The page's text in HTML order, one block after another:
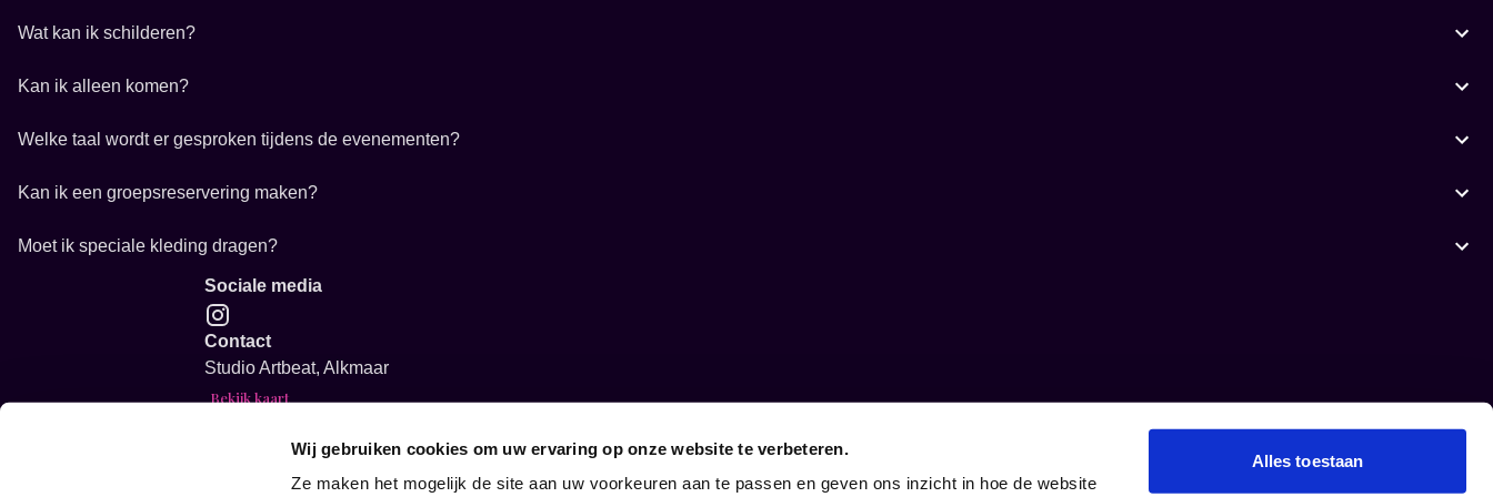
Wij gebruiken cookies om uw ervaring op onze website te verbeteren.
Ze maken het mogelijk de site aan uw voorkeuren aan te passen en geven ons inzicht in hoe de website
Alles toestaan
Wat kan ik schilderen?
Kan ik alleen komen?
Welke taal wordt er gesproken tijdens de evenementen?
Kan ik een groepsreservering maken?
Moet ik speciale kleding dragen?
Sociale media
Contact
Studio Artbeat, Alkmaar
Bekijk kaart
Vacature: Creatieve event host gezocht!
Glow in the dark Sip and Paint voor bedrijven